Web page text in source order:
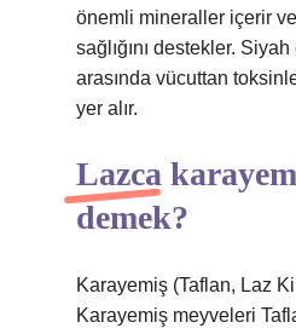
önemli mineraller içerir
sağlığını destekler.
arasında vücuttan
yer alır.
Lazca
demek?
Karayemiş (Taflan, Laz
Karayemiş meyveleri